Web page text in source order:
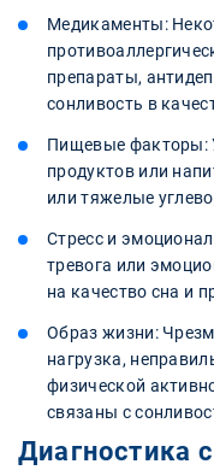
Медикаменты:
препараты,
сонливость в
Пищевые факторы:
продуктов или
или тяжелые
Стресс и
тревога или
на качество сна и
Образ жизни:
нагрузка,
физической
связаны с
Диагностика